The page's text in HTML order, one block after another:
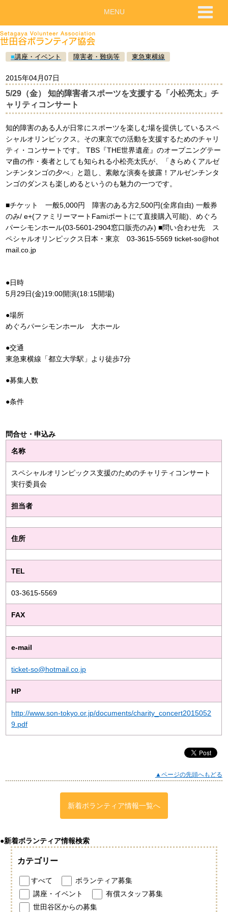
■講座・イベント 障害者・難病等 東急東横線
2015年04月07日
5/29（金） 知的障害者スポーツを支援する「小松亮太」チ
ャリティコンサート
知的障害のある人が日常にスポーツを楽しむ場を提供しているスペ
シャルオリンピックス。その東京での活動を支援するためのチャリ
ティ・コンサートです。 TBS『THE世界遺産』のオープニングテー
マ曲の作・奏者としても知られる小松亮太氏が、「きらめくアルゼ
ンチンタンゴの夕べ」と題し、素敵な演奏を披露！アルゼンチンタ
ンゴのダンスも楽しめるというのも魅力の一つです。
■チケット 一般5,000円 障害のある方2,500円(全席自由) 一般券
のみ/ e+(ファミリーマートFamiポートにて直接購入可能)、めぐろ
パーシモンホール(03-5601-2904窓口販売のみ) ■問い合わせ先 ス
ペシャルオリンピックス日本・東京 03-3615-5569 ticket-so@hot
mail.co.jp
●日時
5月29日(金)19:00開演(18:15開場)
●場所
めぐろパーシモンホール 大ホール
●交通
東急東横線「都立大学駅」より徒歩7分
●募集人数
●条件
問合せ・申込み
名称
スペシャルオリンピックス支援のためのチャリティコンサート
実行委員会
担当者
住所
TEL
03-3615-5569
FAX
e-mail
ticket-so@hotmail.co.jp
HP
http://www.son-tokyo.or.jp/documents/charity_concert2015052
9.pdf
▲ページの先頭へもどる
新着ボランティア情報一覧へ
●新着ボランティア情報検索
カテゴリー
すべて
ボランティア募集
講座・イベント
有償スタッフ募集
世田谷区からの募集
MENU